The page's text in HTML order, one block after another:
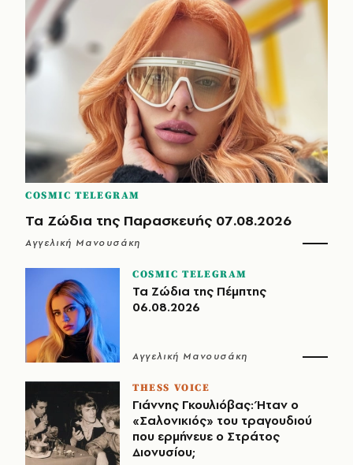
COSMIC TELEGRAM
Τα Ζώδια της Παρασκευής 07.08.2026
Αγγελική Μανουσάκη
COSMIC TELEGRAM
Τα Ζώδια της Πέμπτης
06.08.2026
Αγγελική Μανουσάκη
THESS VOICE
Γιάννης Γκουλιόβας: Ήταν ο
«Σαλονικιός» του τραγουδιού
που ερμήνευε ο Στράτος
Διονυσίου;